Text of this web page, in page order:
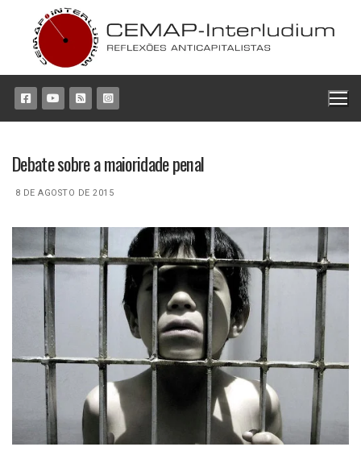
conteúdo
Debate sobre a maioridade penal
8 DE AGOSTO DE 2015